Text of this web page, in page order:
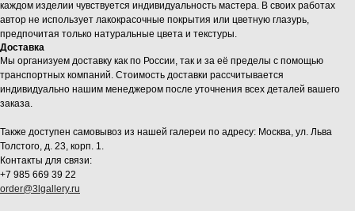
каждом изделии чувствуется индивидуальность мастера. В своих работах
автор не использует лакокрасочные покрытия или цветную глазурь,
предпочитая только натуральные цвета и текстуры.
Доставка
Мы организуем доставку как по России, так и за её пределы с помощью
транспортных компаний. Стоимость доставки рассчитывается
индивидуально нашим менеджером после уточнения всех деталей вашего
заказа.
Также доступен самовывоз из нашей галереи по адресу: Москва, ул. Льва
Толстого, д. 23, корп. 1.
Контакты для связи:
+7 985 669 39 22
order@3lgallery.ru